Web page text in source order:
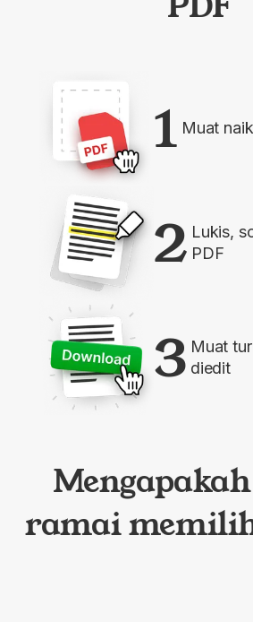
1 Muat
2 Lukis,
PDF
3 Muat
diedit
ramai